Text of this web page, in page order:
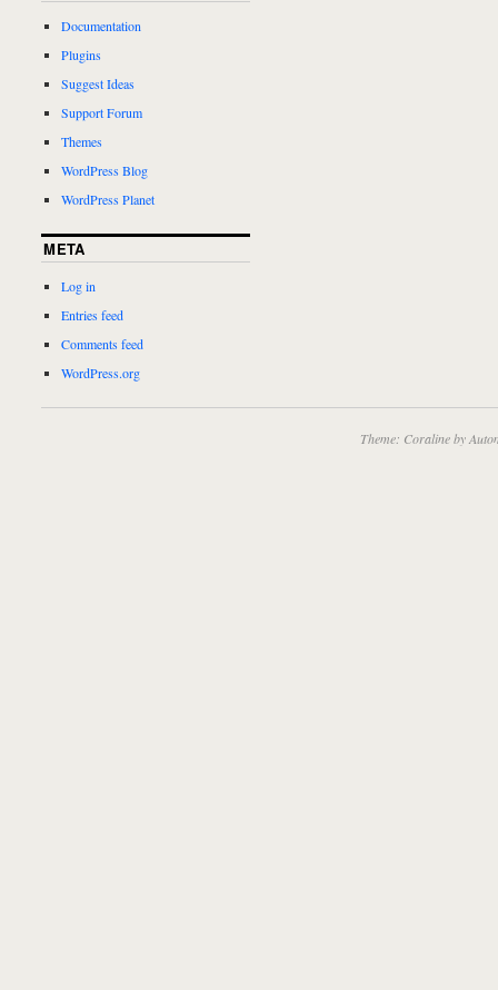
Documentation
Plugins
Suggest Ideas
Support Forum
Themes
WordPress Blog
WordPress Planet
META
Log in
Entries feed
Comments feed
WordPress.org
Theme: Coraline by